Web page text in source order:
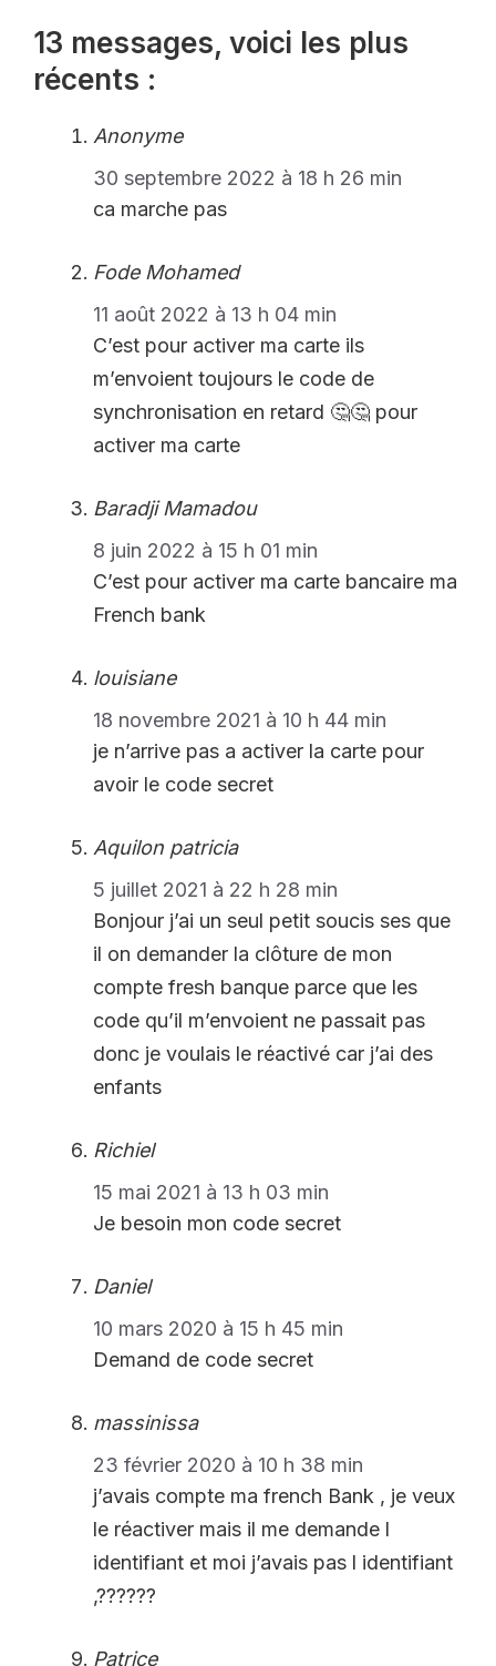
13 messages, voici les plus
récents :
Anonyme
30 septembre 2022 à 18 h 26 min
ca marche pas
Fode Mohamed
11 août 2022 à 13 h 04 min
C’est pour activer ma carte ils
m’envoient toujours le code de
synchronisation en retard 🤔🤔 pour
activer ma carte
Baradji Mamadou
8 juin 2022 à 15 h 01 min
C’est pour activer ma carte bancaire ma
French bank
louisiane
18 novembre 2021 à 10 h 44 min
je n’arrive pas a activer la carte pour
avoir le code secret
Aquilon patricia
5 juillet 2021 à 22 h 28 min
Bonjour j’ai un seul petit soucis ses que
il on demander la clôture de mon
compte fresh banque parce que les
code qu’il m’envoient ne passait pas
donc je voulais le réactivé car j’ai des
enfants
Richiel
15 mai 2021 à 13 h 03 min
Je besoin mon code secret
Daniel
10 mars 2020 à 15 h 45 min
Demand de code secret
massinissa
23 février 2020 à 10 h 38 min
j’avais compte ma french Bank , je veux
le réactiver mais il me demande l
identifiant et moi j’avais pas l identifiant
,??????
Patrice